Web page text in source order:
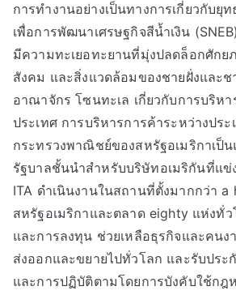
การทำงานอย่างเป็นทางการเกี่ยวกับยุ
เพื่อการพัฒนาเศรษฐกิจสีน้ำเงิน
มีความทะเยอทะยานที่มุ่งปลดล็อกศักย
สังคม และสิ่งแวดล้อมของชายฝั่งและช
อาณาจักร โซนทะเล เกี่ยวกับการบริหา
ประเทศ การบริหารการค้าระหว่างประ
กระทรวงพาณิชย์ของสหรัฐอเมริกาเป็
รัฐบาลชั้นนำสำหรับบริษัทอเมริกันที่แข่
ITA ดำเนินงานในสถานที่ตั้งมากกว่า a
สหรัฐอเมริกาและตลาด eighty แห่งทั่ว
และการลงทุน ช่วยเหลือธุรกิจและคนง
ส่งออกและขยายไปทั่วโลก และรับประ
และการปฏิบัติตามโดยการบังคับใช้กฎ